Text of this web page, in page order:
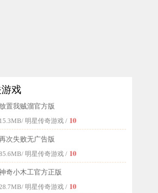
感。充满激情的跑酷玩法不仅有趣，还能提
戏
放置我贼溜官方版
15.3MB/ 明星传奇游戏 / 10
次失败无广告版
/ 明星传奇游戏 / 10
奇小木工官方正版
/ 明星传奇游戏 / 10